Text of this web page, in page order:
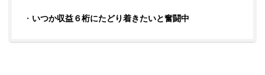
・ いつか収益６桁にたどり着きたいと奮闘中